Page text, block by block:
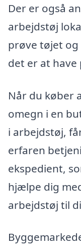
Der er også
arbejdstøj
prøve tøjet
det er at have
Når du køber
omegn i en
i arbejdstøj,
erfaren
ekspedient,
hjælpe dig
arbejdstøj til